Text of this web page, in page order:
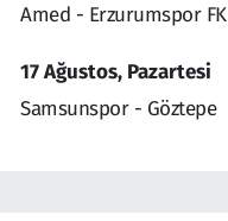
Amed - Erzurumspor FK
17 Ağustos, Pazartesi
Samsunspor - Göztepe